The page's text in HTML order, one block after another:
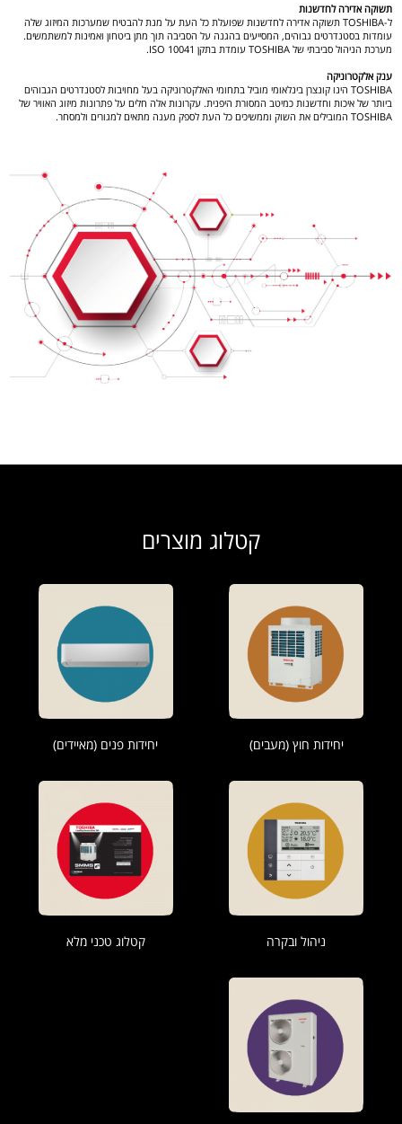
תשוקה אדירה לחדשנות
ל-TOSHIBA תשוקה אדירה לחדשנות שפועלת כל העת על מנת להבטיח שמערכות המיזוג שלה
עומדות בסטנדרטים גבוהים, המסייעים בהגנה על הסביבה תוך מתן ביטחון ואמינות למשתמשים.
מערכת הניהול סביבתי של TOSHIBA עומדת בתקן 10041 ISO.
ענק אלקטרוניקה
TOSHIBA הינו קונצרן בינלאומי מוביל בתחומי האלקטרוניקה בעל מחויבות לסטנדרטים הגבוהים
ביותר של איכות וחדשנות כמיטב המסורת היפנית. עקרונות אלה חלים על פתרונות מיזוג האוויר של
TOSHIBA המובילים את השוק וממשיכים כל העת לספק מענה מתאים למגורים ולמסחר.
קטלוג מוצרים
יחידות חוץ (מעבים) יחידות פנים (מאיידים)
ניהול ובקרה קטלוג טכני מלא